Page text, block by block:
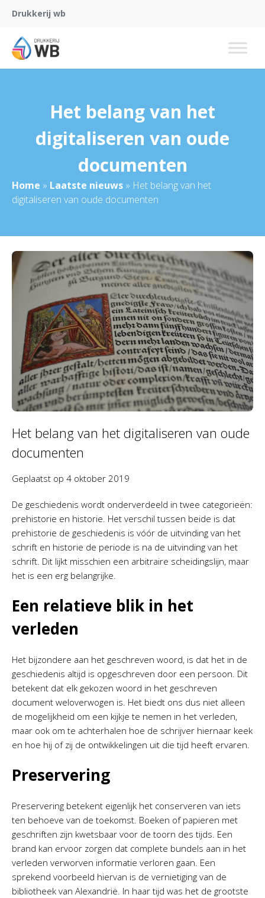
Drukkerij wb
Het belang van het
digitaliseren van oude
documenten
Home » Laatste nieuws » Het belang van het
digitaliseren van oude documenten
Het belang van het digitaliseren van oude
documenten
Geplaatst op 4 oktober 2019
De geschiedenis wordt onderverdeeld in twee categorieën:
prehistorie en historie. Het verschil tussen beide is dat
prehistorie de geschiedenis is vóór de uitvinding van het
schrift en historie de periode is na de uitvinding van het
schrift. Dit lijkt misschien een arbitraire scheidingslijn, maar
het is een erg belangrijke.
Een relatieve blik in het
verleden
Het bijzondere aan het geschreven woord, is dat het in de
geschiedenis altijd is opgeschreven door een persoon. Dit
betekent dat elk gekozen woord in het geschreven
document weloverwogen is. Het biedt ons dus niet alleen
de mogelijkheid om een kijkje te nemen in het verleden,
maar ook om te achterhalen hoe de schrijver hiernaar keek
en hoe hij of zij de ontwikkelingen uit die tijd heeft ervaren.
Preservering
Preservering betekent eigenlijk het conserveren van iets
ten behoeve van de toekomst. Boeken of papieren met
geschriften zijn kwetsbaar voor de toorn des tijds. Een
brand kan ervoor zorgen dat complete bundels aan in het
verleden verworven informatie verloren gaan. Een
sprekend voorbeeld hiervan is de vernietiging van de
bibliotheek van Alexandrië. In haar tijd was het de grootste